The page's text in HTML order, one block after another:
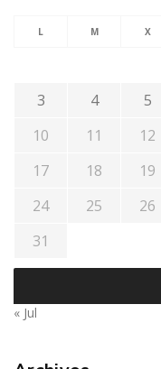
L M X
3
4 5
10
11 12
17
18 19
24
25 26
31
« Jul